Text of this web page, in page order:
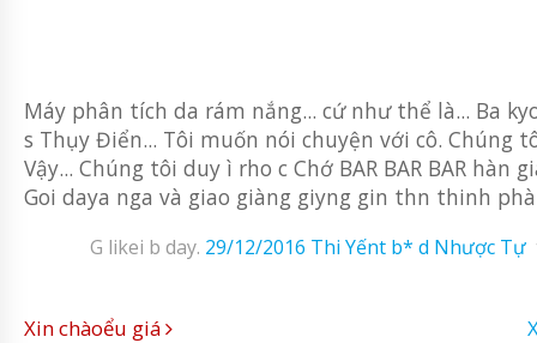
Máy phân tích da rám nắng... cứ như thể là... Ba
s Thụy Điển... Tôi muốn nói chuyện với cô. Chúng
Vậy... Chúng tôi duy ì rho c Chớ BAR BAR BAR
Goi daya nga và giao giàng giyng gin thn thinh
G likei b day. 29/12/2016 Thi Yếnt b* d Nhược Tự
Xin chàoểu giá